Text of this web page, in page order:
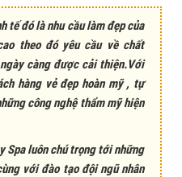
tế đó là nhu cầu làm đẹp của
theo đó yêu cầu về chất
càng được cải thiện.Với
hàng vẻ đẹp hoàn mỹ , tự
công nghệ thẩm mỹ hiện
Spa luôn chú trọng tới những
với đào tạo đội ngũ nhân